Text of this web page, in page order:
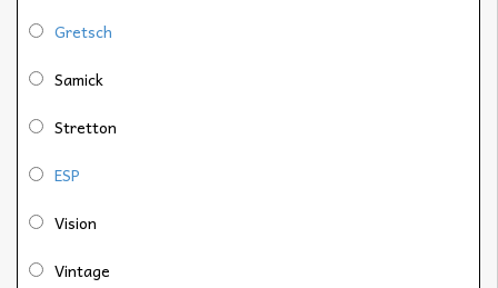
Gretsch
Samick
Stretton
ESP
Vision
Vintage